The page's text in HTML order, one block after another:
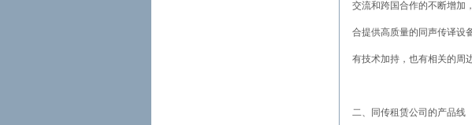
交流和跨国合作的不断增加
合提供高质量的同声传译设
有技术加持，也有相关的周
二、同传租赁公司的产品线